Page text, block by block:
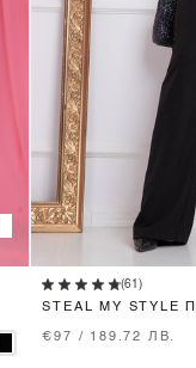
(61)
STEAL MY
€97 / 189.72 ЛВ.